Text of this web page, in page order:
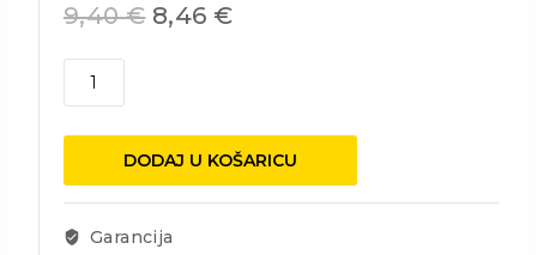
9,40€ 8,46 €
Filter
količina
DODAJ U KOŠARICU
Garancija